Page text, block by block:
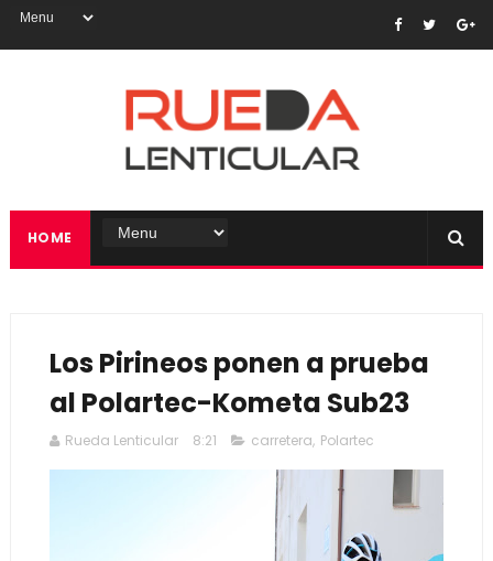
HOME
Los Pirineos ponen a prueba
al Polartec-Kometa Sub23
Rueda Lenticular 8:21 carretera, Polartec